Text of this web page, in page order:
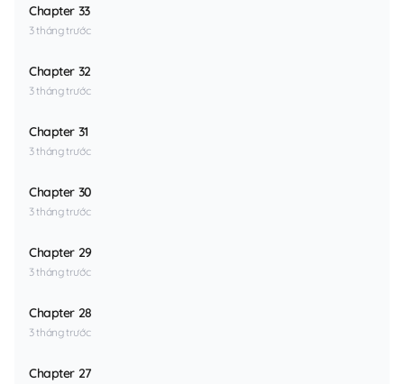
Chapter 33
3 tháng trước
Chapter 32
3 tháng trước
Chapter 31
3 tháng trước
Chapter 30
3 tháng trước
Chapter 29
3 tháng trước
Chapter 28
3 tháng trước
Chapter 27